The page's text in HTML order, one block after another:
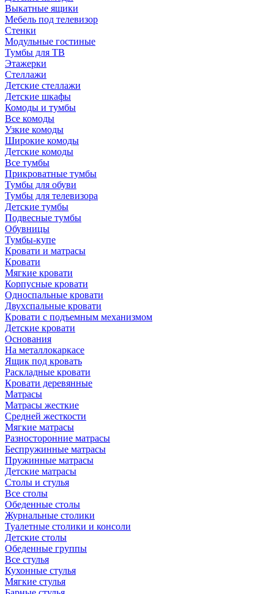
Выкатные ящики
Мебель под телевизор
Стенки
Модульные гостиные
Тумбы для ТВ
Этажерки
Стеллажи
Детские стеллажи
Детские шкафы
Комоды и тумбы
Все комоды
Узкие комоды
Широкие комоды
Детские комоды
Все тумбы
Прикроватные тумбы
Тумбы для обуви
Тумбы для телевизора
Детские тумбы
Подвесные тумбы
Обувницы
Тумбы-купе
Кровати и матрасы
Кровати
Мягкие кровати
Корпусные кровати
Односпальные кровати
Двухспальные кровати
Кровати с подъемным механизмом
Детские кровати
Основания
На металлокаркасе
Ящик под кровать
Раскладные кровати
Кровати деревянные
Матрасы
Матрасы жесткие
Средней жесткости
Мягкие матрасы
Разносторонние матрасы
Беспружинные матрасы
Пружинные матрасы
Детские матрасы
Столы и стулья
Все столы
Обеденные столы
Журнальные столики
Туалетные столики и консоли
Детские столы
Обеденные группы
Все стулья
Кухонные стулья
Мягкие стулья